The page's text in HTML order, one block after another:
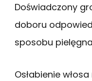
Doświadczony
doboru
sposobu
Osłabienie